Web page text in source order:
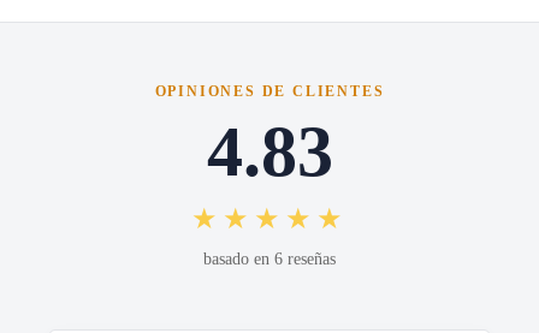
OPINIONES DE CLIENTES
4.83
★★★★★
basado en 6 reseñas